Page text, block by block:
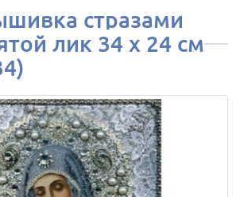
стразами
лик 34 х 24 см